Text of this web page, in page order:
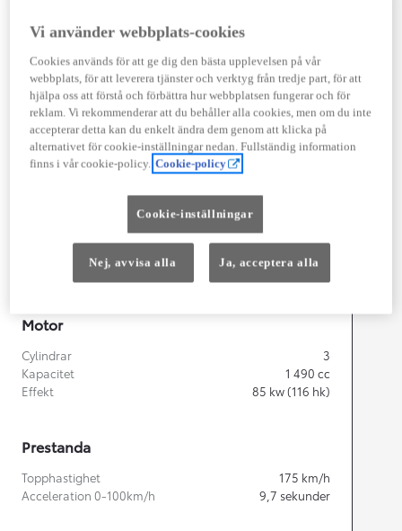
Width
1 745 mm
EURO 6
Kombinerad Co2 87g/km
Motor
Cylindrar
3
Kapacitet
1 490 cc
Effekt
85 kw (116 hk)
Prestanda
Topphastighet 175 km/h
Acceleration 0-100km/h
9,7 sekunder
Vi använder webbplats-cookies
Cookies används för att ge dig den bästa upplevelsen på vår
webbplats, för att leverera tjänster och verktyg från tredje part, för att
hjälpa oss att förstå och förbättra hur webbplatsen fungerar och för
reklam. Vi rekommenderar att du behåller alla cookies, men om du inte
accepterar detta kan du enkelt ändra dem genom att klicka på
alternativet för cookie-inställningar nedan. Fullständig information
finns i vår cookie-policy. Cookie-policy
Cookie-inställningar
Nej, avvisa alla Ja, acceptera alla